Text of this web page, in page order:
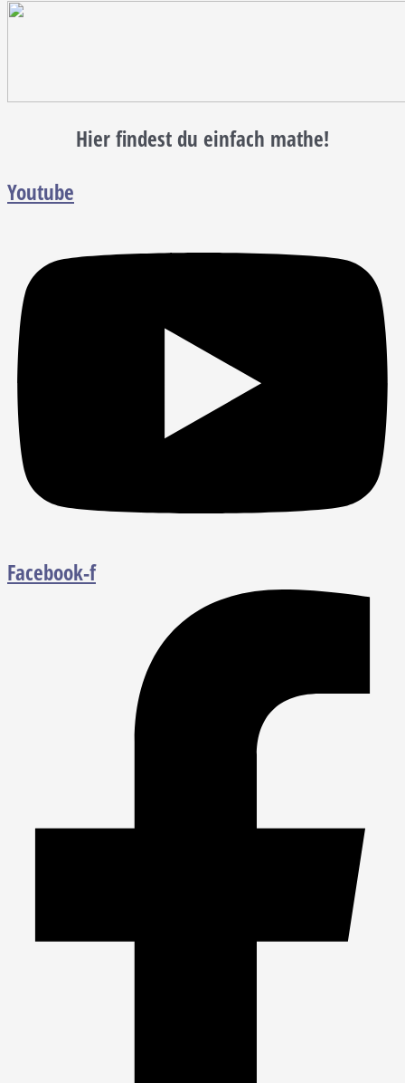
Hier findest du einfach mathe!
Youtube
Facebook-f